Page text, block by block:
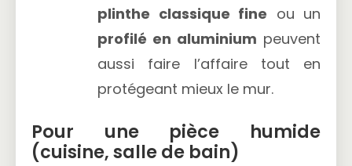
plinthe classique fine ou un
profilé en aluminium peuvent
aussi faire l’affaire tout en
protégeant mieux le mur.
Pour une pièce humide
(cuisine, salle de bain)